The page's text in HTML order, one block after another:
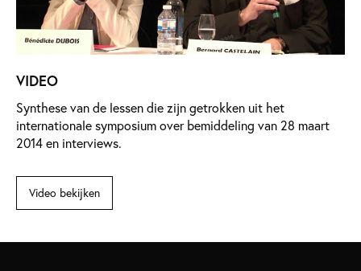
VIDEO
Synthese van de lessen die zijn getrokken uit het
internationale symposium over bemiddeling van 28 maart
2014 en interviews.
Video bekijken